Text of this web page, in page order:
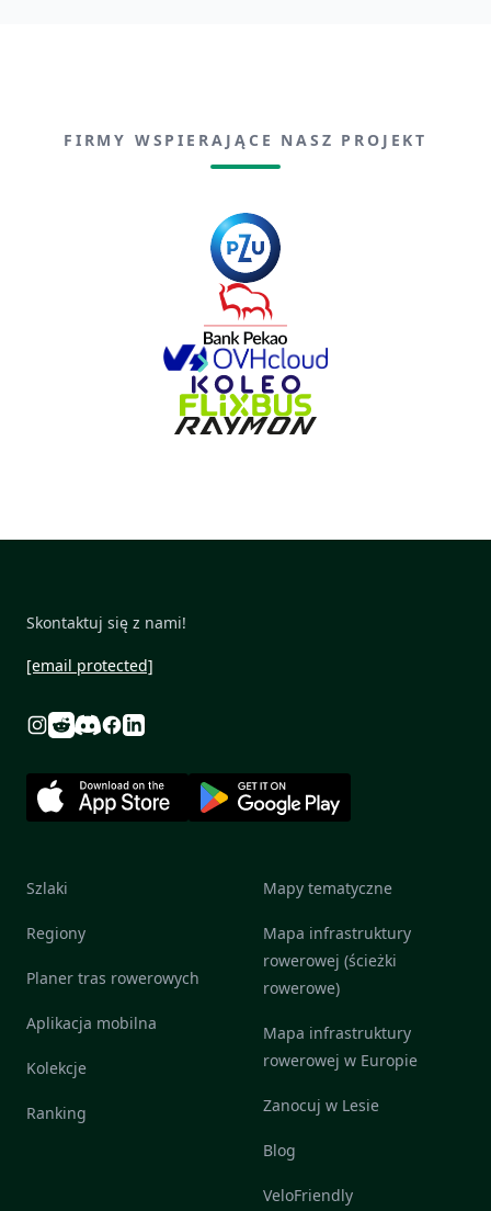
FIRMY WSPIERAJĄCE NASZ PROJEKT
Skontaktuj się z nami!
[email protected]
Instagram
RedditDiscord
Facebook
Linkedin
Szlaki
Regiony
Planer tras rowerowych
Aplikacja mobilna
Kolekcje
Ranking
Mapy tematyczne
Mapa infrastruktury
rowerowej (ścieżki
rowerowe)
Mapa infrastruktury
rowerowej w Europie
Zanocuj w Lesie
Blog
VeloFriendly